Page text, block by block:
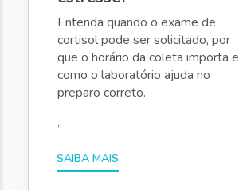
Entenda quando o exame de
cortisol pode ser solicitado, por
que o horário da coleta importa e
como o laboratório ajuda no
preparo correto.
,